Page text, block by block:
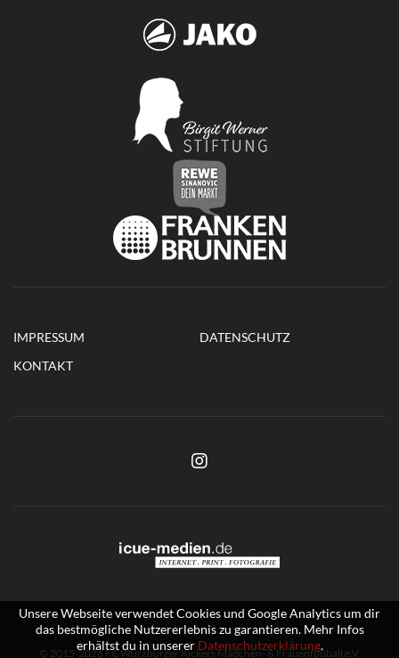
IMPRESSUM
DATENSCHUTZ
KONTAKT
© 2015-2026 FC Würzburger Kickers Mädchen- & Frauenfußball e.V.
Unsere Webseite verwendet Cookies und Google Analytics um dir
das bestmögliche Nutzererlebnis zu garantieren. Mehr Infos
erhältst du in unserer Datenschutzerklärung.